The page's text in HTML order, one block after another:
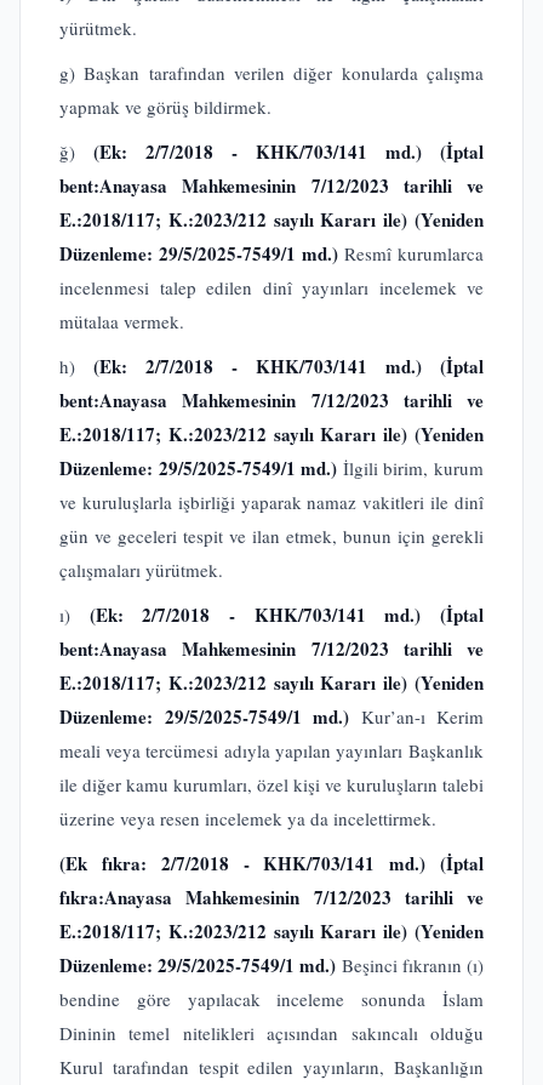
yürütmek.
g) Başkan tarafından verilen diğer konularda çalışma
yapmak ve görüş bildirmek.
ğ) (Ek: 2/7/2018 - KHK/703/141 md.)
(İptal
bent:Anayasa Mahkemesinin 7/12/2023 tarihli ve
E.:2018/117; K.:2023/212 sayılı Kararı ile) (Yeniden
Düzenleme: 29/5/2025-7549/1 md.) Resmî kurumlarca
incelenmesi talep edilen dinî yayınları incelemek ve
mütalaa vermek.
h) (Ek: 2/7/2018 - KHK/703/141 md.)
(İptal
bent:Anayasa Mahkemesinin 7/12/2023 tarihli ve
E.:2018/117; K.:2023/212 sayılı Kararı ile) (Yeniden
Düzenleme: 29/5/2025-7549/1 md.) İlgili birim, kurum
ve kuruluşlarla işbirliği yaparak namaz vakitleri ile dinî
gün ve geceleri tespit ve ilan etmek, bunun için gerekli
çalışmaları yürütmek.
ı) (Ek: 2/7/2018 - KHK/703/141 md.)
(İptal
bent:Anayasa Mahkemesinin 7/12/2023 tarihli ve
E.:2018/117; K.:2023/212 sayılı Kararı ile) (Yeniden
Düzenleme: 29/5/2025-7549/1 md.) Kur’an-ı Kerim
meali veya tercümesi adıyla yapılan yayınları Başkanlık
ile diğer kamu kurumları, özel kişi ve kuruluşların talebi
üzerine veya resen incelemek ya da incelettirmek.
(Ek fıkra: 2/7/2018 - KHK/703/141 md.) (İptal
fıkra:Anayasa Mahkemesinin 7/12/2023 tarihli ve
E.:2018/117; K.:2023/212 sayılı Kararı ile) (Yeniden
Düzenleme: 29/5/2025-7549/1 md.) Beşinci fıkranın (ı)
bendine göre yapılacak inceleme sonunda İslam
Dininin temel nitelikleri açısından sakıncalı olduğu
Kurul tarafından tespit edilen yayınların, Başkanlığın